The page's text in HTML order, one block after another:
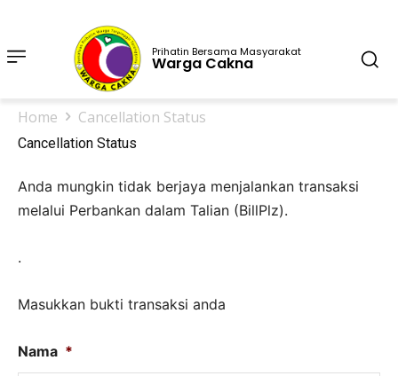
Prihatin Bersama Masyarakat
Warga Cakna
Home Cancellation Status
Cancellation Status
Anda mungkin tidak berjaya menjalankan transaksi
melalui Perbankan dalam Talian (BillPlz).
.
Masukkan bukti transaksi anda
Nama *